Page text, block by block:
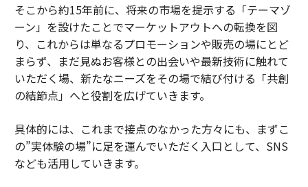
そこから約15年前に、将来の市場を提示する「テーマゾ
ーン」を設けたことでマーケットアウトへの転換を図
り、これからは単なるプロモーションや販売の場にとど
まらず、まだ見ぬお客様との出会いや最新技術に触れて
いただく場、新たなニーズをその場で結び付ける「共創
の結節点」へと役割を広げていきます。
具体的には、これまで接点のなかった方々にも、まずこ
の”実体験の場”に足を運んでいただく入口として、SNS
なども活用していきます。